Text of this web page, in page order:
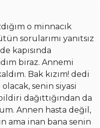
o minnacık
sorularımı yanıtsız
kapısında
biraz. Annemi
Bak kızım! dedi
senin siyasi
dağıttığından da
Annen hasta değil,
ama inan bana senin